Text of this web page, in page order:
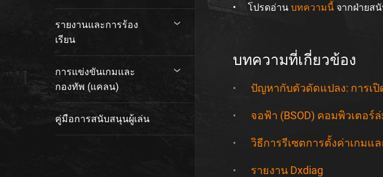
รายงานและการร้อง
เรียน
การแข่งขันเกมและ
กองทัพ (แคลน)
คู่มือการสนับสนุนผู้เล่น
โปรดอ่านบทความนี้ จากฝ่ายส
บทความที่เกี่ยวข้อง
ปัญหากับตัวดัดแปลง: การเปิ
จอฟ้า (BSOD) คอมพิวเตอร์
วิธีการรีเซตการตั้งค่าเกมแ
รายงาน Dxdiag